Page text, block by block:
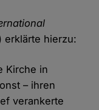
erklärte hierzu:
Kirche in
– ihren
verankerte